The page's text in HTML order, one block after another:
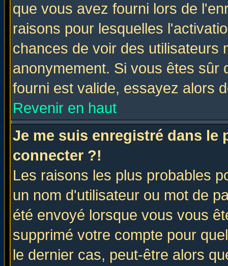
que vous avez fourni lors de
raisons pour lesquelles
chances de voir des utilisateurs
anonymement. Si vous êtes sûr
fourni est valide, essayez alors
Revenir en haut
Je me suis enregistré dans le
connecter ?!
Les raisons les plus probables
un nom d'utilisateur ou mot de
été envoyé lorsque vous vous
supprimé votre compte pour
le dernier cas, peut-être alors